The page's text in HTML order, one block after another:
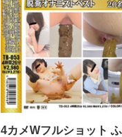
4カメWフルショット